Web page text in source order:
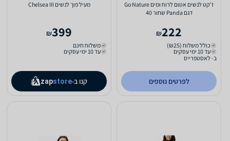
ז'קט לנשים אטום לרוח ומים Go Nature
דגם Panda שחור 40
222
₪
כולל משלוח (₪25)
עד 10 ימי עסקים
ב- לאסטפרייס
לפרטים נוספים
מעיל פוך לנשים Chelsea III
399
₪
משלוח חינם
עד 10 ימי עסקים
קנו ב- zapstore